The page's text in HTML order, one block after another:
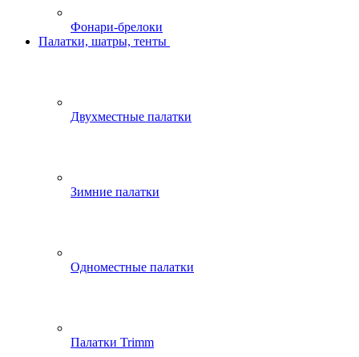
Фонари-брелоки
Палатки, шатры, тенты
Двухместные палатки
Зимние палатки
Одноместные палатки
Палатки Trimm